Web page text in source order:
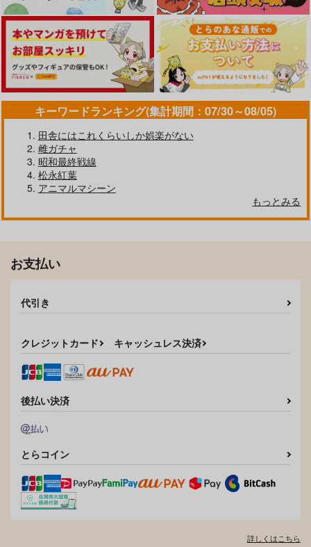
キーワードランキング(集計期間：07/30～08/05)
田舎にはこれくらいしか娯楽がない
雌ガチャ
昭和最終戦線
松永紅葉
アニマルマシーン
もっとみる
お支払い
代引き
クレジットカード キャッシュレス決済
後払い決済
とらコイン
詳しくはこちら